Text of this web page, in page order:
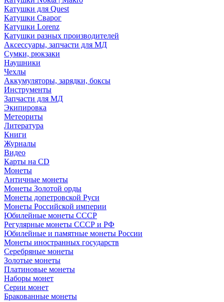
Катушки для Quest
Катушки Сварог
Катушки Lorenz
Катушки разных производителей
Аксессуары, запчасти для МД
Сумки, рюкзаки
Наушники
Чехлы
Аккумуляторы, зарядки, боксы
Инструменты
Запчасти для МД
Экипировка
Метеориты
Литература
Книги
Журналы
Видео
Карты на CD
Монеты
Античные монеты
Монеты Золотой орды
Монеты допетровской Руси
Монеты Российской империи
Юбилейные монеты СССР
Регулярные монеты СССР и РФ
Юбилейные и памятные монеты России
Монеты иностранных государств
Серебряные монеты
Золотые монеты
Платиновые монеты
Наборы монет
Серии монет
Бракованные монеты